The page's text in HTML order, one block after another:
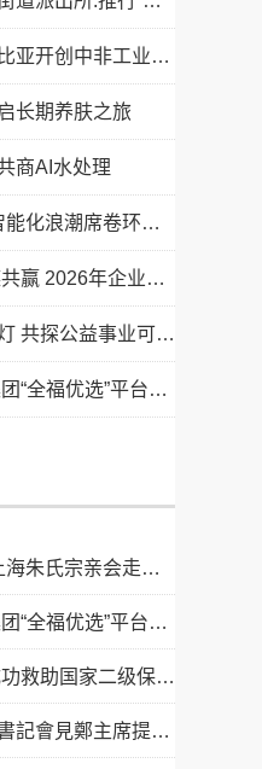
阿拉丁控股集团携手埃塞俄比亚开创中非工业农业合作新篇章
长期养肤之旅
商AI水处理
2026上海环博会盛大开幕:智能化浪潮席卷环保产业
精准对接促发展 深度交流谋共赢 2026年企业投融资交流活动第二期圆满举行
浙江观心公益走访咸阳小桔灯 共探公益事业可持续发展新路径
破局时代焦虑:三合盛控股集团“全福优选”平台正式启航
天空实业与香港理工大学筹建载人通航飞机研究院
绿动珠城 向淮而生 ——安徽淮海园林绿化工程有限公司发展纪实
叙宗情 促交流 谋发展——上海朱氏宗亲会走进上海晨烨家具有限公司
以民族大義聚同心——習總書記會見鄭主席提出兩岸關系四點重要意見
京东与清远市达成战略合作 共建京东跑步鸡·清远鸡标准体系